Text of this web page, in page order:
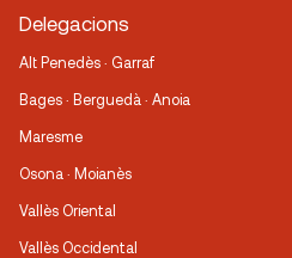
Delegacions
Alt Penedès · Garraf
Bages · Berguedà · Anoia
Maresme
Osona · Moianès
Vallès Oriental
Vallès Occidental